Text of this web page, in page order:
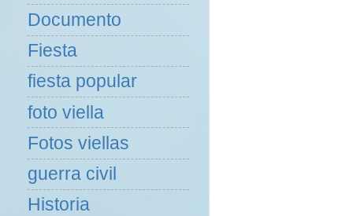
Documento
Fiesta
fiesta popular
foto viella
Fotos viellas
guerra civil
Historia